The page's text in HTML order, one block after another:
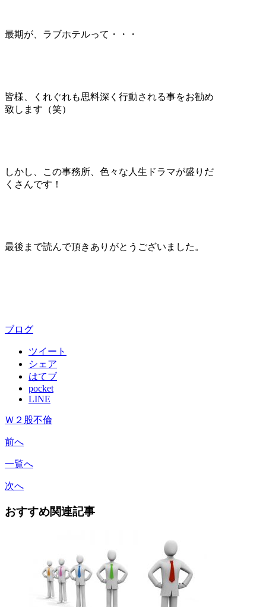
最期が、ラブホテルって・・・
皆様、くれぐれも思料深く行動される事をお勧め
致します（笑）
しかし、この事務所、色々な人生ドラマが盛りだ
くさんです！
最後まで読んで頂きありがとうございました。
ブログ
ツイート
シェア
はてブ
pocket
LINE
Ｗ２股不倫
前へ
一覧へ
次へ
おすすめ関連記事